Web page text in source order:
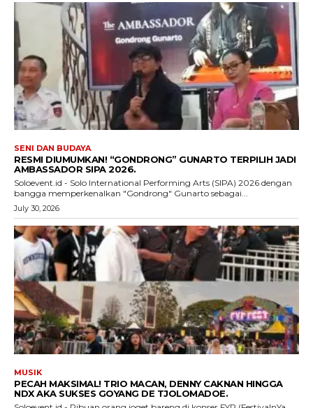
SENI DAN BUDAYA
RESMI DIUMUMKAN! “GONDRONG” GUNARTO TERPILIH JADI
AMBASSADOR SIPA 2026.
Soloevent.id - Solo International Performing Arts (SIPA) 2026 dengan
bangga memperkenalkan "Gondrong" Gunarto sebagai...
July 30, 2026
MUSIK
PECAH MAKSIMAL! TRIO MACAN, DENNY CAKNAN HINGGA
NDX AKA SUKSES GOYANG DE TJOLOMADOE.